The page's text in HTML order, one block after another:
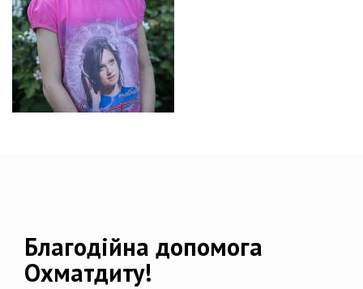
Благодійна допомога
Охматдиту!